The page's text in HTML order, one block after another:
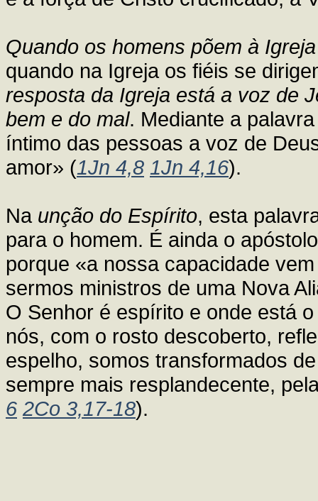
Quando os homens põem à
quando na Igreja os fiéis se
resposta da Igreja está a voz de
bem e do mal. Mediante a
íntimo das pessoas a voz de
amor» (1Jn 4,8 1Jn 4,16).
Na unção do Espírito, esta
para o homem. É ainda o
porque «a nossa capacidade
sermos ministros de uma Nova
O Senhor é espírito e onde está
nós, com o rosto descoberto,
espelho, somos transformados
sempre mais resplandecente,
6 2Co 3,17-18).